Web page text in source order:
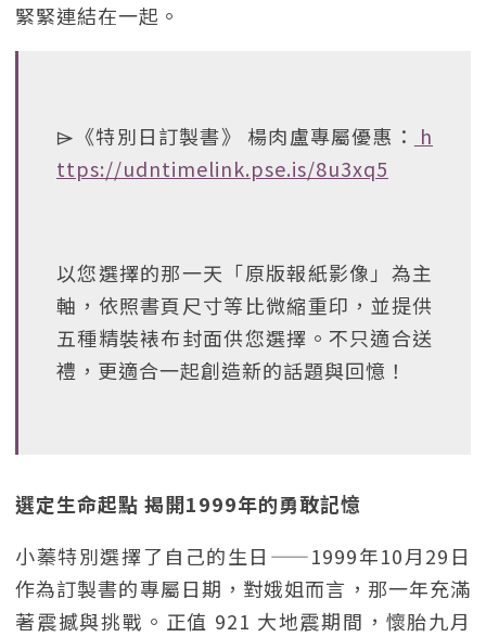
緊緊連結在一起。
⌲《特別日訂製書》 楊肉盧專屬優惠： h
ttps://udntimelink.pse.is/8u3xq5
以您選擇的那一天「原版報紙影像」為主
軸，依照書頁尺寸等比微縮重印，並提供
五種精裝裱布封面供您選擇。不只適合送
禮，更適合一起創造新的話題與回憶！
選定生命起點 揭開1999年的勇敢記憶
小蓁特別選擇了自己的生日——1999年10月29日
作為訂製書的專屬日期，對娥姐而言，那一年充滿
著震撼與挑戰。正值 921 大地震期間，懷胎九月